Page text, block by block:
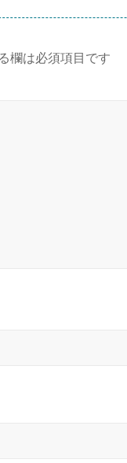
欄は必須項目です